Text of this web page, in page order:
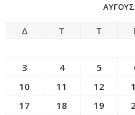
Δ Τ Τ
3
4 5
10
11 12
17
18 19